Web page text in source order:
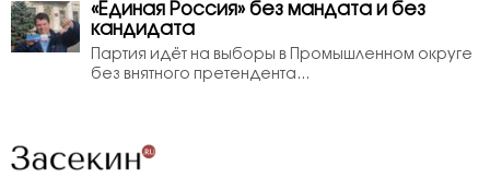
«Единая Россия» без мандата и без
кандидата
Партия идёт на выборы в Промышленном округе
без внятного претендента...